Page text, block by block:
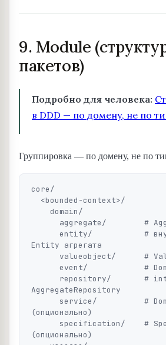
9. Module
пакетов)
Подробно для человека:
в DDD — по домену, не по
Группировка — по домену, не по
core/
Entity агрегата
AggregateRepository
(опционально)
(опционально)